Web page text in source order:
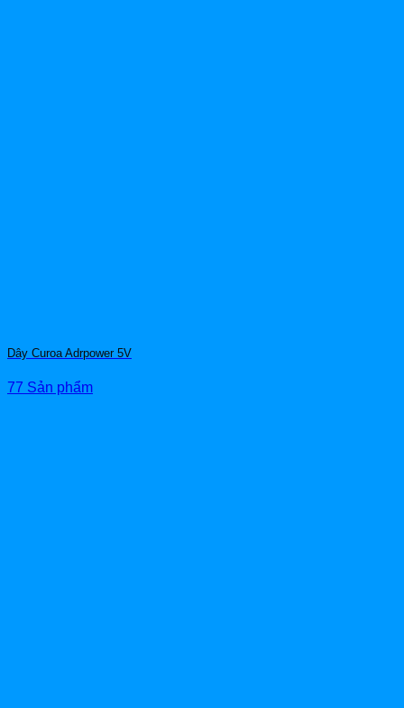
Dây Curoa Adrpower 5V
77 Sản phẩm